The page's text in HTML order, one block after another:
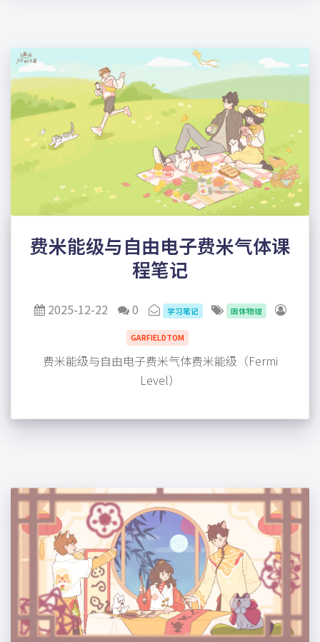
费米能级与自由电子费米气体课
程笔记
2025-12-22 0 学习笔记 固体物理
GARFIELDTOM
费米能级与自由电子费米气体费米能级（Fermi
Level）